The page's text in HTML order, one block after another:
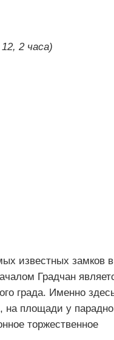
2 часа)
известных замков в
Градчан
града. Именно
площади у
торжественное